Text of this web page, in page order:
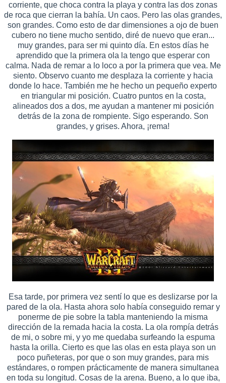
corriente, que choca contra la playa y contra las dos zonas
de roca que cierran la bahía. Un caos. Pero las olas grandes,
son grandes. Como esto de dar dimensiones a ojo de buen
cubero no tiene mucho sentido, diré de nuevo que eran...
muy grandes, para ser mi quinto día. En estos días he
aprendido que la primera ola la tengo que esperar con
calma. Nada de remar a lo loco a por la primera que vea. Me
siento. Observo cuanto me desplaza la corriente y hacia
donde lo hace. También me he hecho un pequeño experto
en triangular mi posición. Cuatro puntos en la costa,
alineados dos a dos, me ayudan a mantener mi posición
detrás de la zona de rompiente. Sigo esperando. Son
grandes, y grises. Ahora, ¡rema!
Esa tarde, por primera vez sentí lo que es deslizarse por la
pared de la ola. Hasta ahora solo había conseguido remar y
ponerme de pie sobre la tabla manteniendo la misma
dirección de la remada hacia la costa. La ola rompía detrás
de mi, o sobre mi, y yo me quedaba surfeando la espuma
hasta la orilla. Cierto es que las olas en esta playa son un
poco puñeteras, por que o son muy grandes, para mis
estándares, o rompen prácticamente de manera simultanea
en toda su longitud. Cosas de la arena. Bueno, a lo que iba,